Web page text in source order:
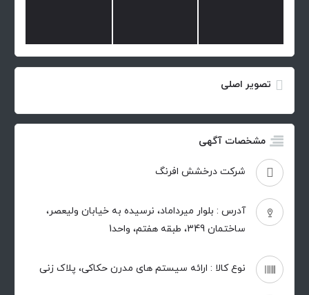
تصویر اصلی
مشخصات آگهی
شرکت درخشش افرنگ
آدرس : بلوار میرداماد، نرسیده به خیابان ولیعصر،
ساختمان 349، طبقه هفتم، واحد1
نوع کالا : ارائه سیستم های مدرن حکاکی، پلاک زنی